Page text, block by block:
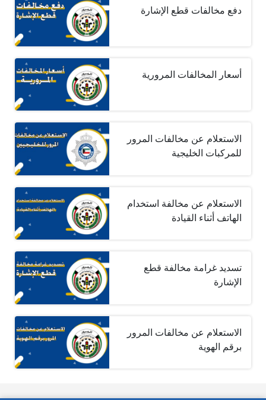
دفع مخالفات قطع الإشارة
أسعار المخالفات المرورية
الاستعلام عن مخالفات المرور
للمركبات الخليجية
الاستعلام عن مخالفة استخدام
الهاتف أثناء القيادة
تسديد غرامة مخالفة قطع
الإشارة
الاستعلام عن مخالفات المرور
برقم الهوية